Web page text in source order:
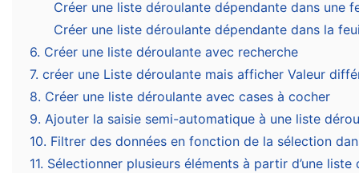
Créer une liste déroulante dépendante dans une
Créer une liste déroulante dépendante dans la
6. Créer une liste déroulante avec recherche
7. créer une Liste déroulante mais afficher Valeur
8. Créer une liste déroulante avec cases à cocher
9. Ajouter la saisie semi-automatique à une liste
10. Filtrer des données en fonction de la sélection
11. Sélectionner plusieurs éléments à partir d’une liste